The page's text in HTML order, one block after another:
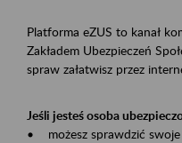
Platforma eZUS to kanał
Zakładem Ubezpieczeń
spraw załatwisz przez
Jeśli jesteś osoba
• możesz sprawdzić swoje